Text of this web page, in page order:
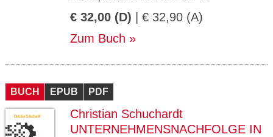
€ 32,00 (D) | € 32,90 (A)
Zum Buch
BUCH EPUB PDF
Christian Schuchardt
UNTERNEHMENSNACHFOLGE IN